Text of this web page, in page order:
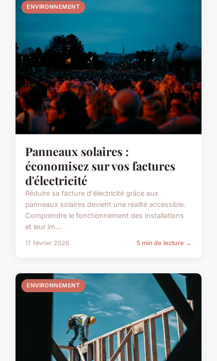
ENVIRONNEMENT
Panneaux solaires :
économisez sur vos factures
d'électricité
Réduire sa facture d'électricité grâce aux
panneaux solaires devient une réalité accessible.
Comprendre le fonctionnement des installations
et leur im...
17 février 2026 5 min de lecture →
ENVIRONNEMENT